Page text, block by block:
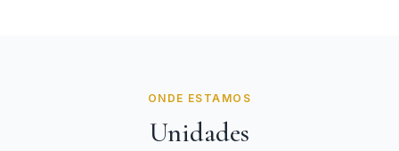
ONDE ESTAMOS
Unidades